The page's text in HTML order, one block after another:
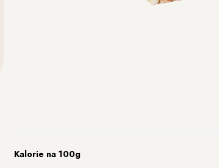
Kalorie na 100g